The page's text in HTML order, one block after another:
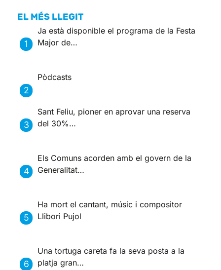
EL MÉS LLEGIT
Ja està disponible el programa de la Festa
Major de…
Pòdcasts
Sant Feliu, pioner en aprovar una reserva
del 30%…
Els Comuns acorden amb el govern de la
Generalitat…
Ha mort el cantant, músic i compositor
Llibori Pujol
Una tortuga careta fa la seva posta a la
platja gran…